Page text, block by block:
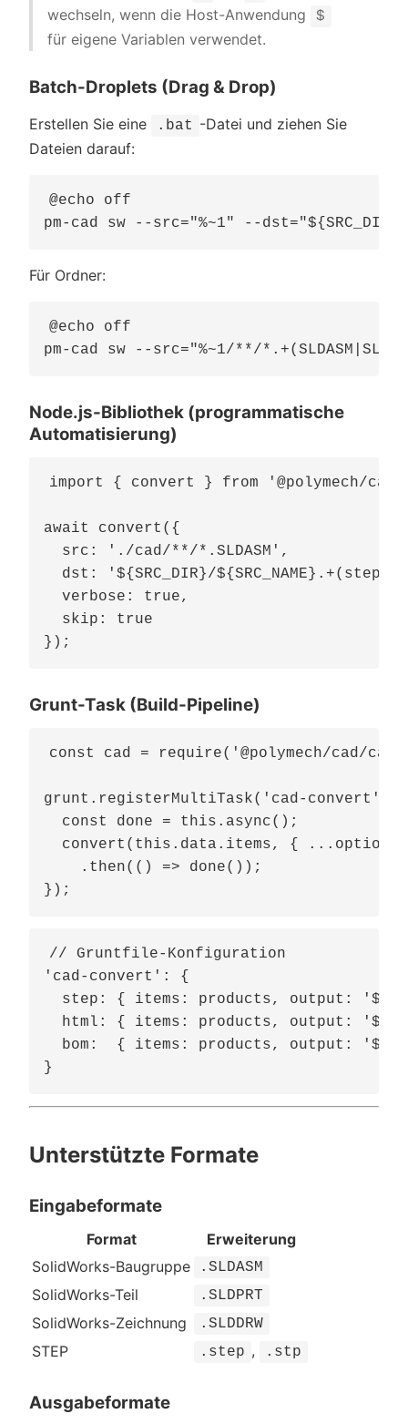
wechseln, wenn die Host-Anwendung $
für eigene Variablen verwendet.
Batch-Droplets (Drag & Drop)
Erstellen Sie eine .bat -Datei und ziehen Sie
Dateien darauf:
@echo off
Für Ordner:
@echo off
Node.js-Bibliothek (programmatische
Automatisierung)
import { convert } from '@polymech/
await convert({
  src: './cad/**/*.SLDASM',
dst: '${SRC_DIR}/
  verbose: true,
  skip: true
Grunt-Task (Build-Pipeline)
const cad = require('@polymech/cad/
grunt.registerMultiTask('cad-convert',
  const done = this.async();
convert(this.data.items, { ...options
    .then(() => done());
// Gruntfile-Konfiguration
'cad-convert': {
step: { items: products, output:
html: { items: products, output:
bom:  { items: products, output:
Unterstützte Formate
Eingabeformate
Format
Erweiterung
SolidWorks-Baugruppe
.SLDASM
SolidWorks-Teil .SLDPRT
SolidWorks-Zeichnung .SLDDRW
STEP .step , .stp
Ausgabeformate